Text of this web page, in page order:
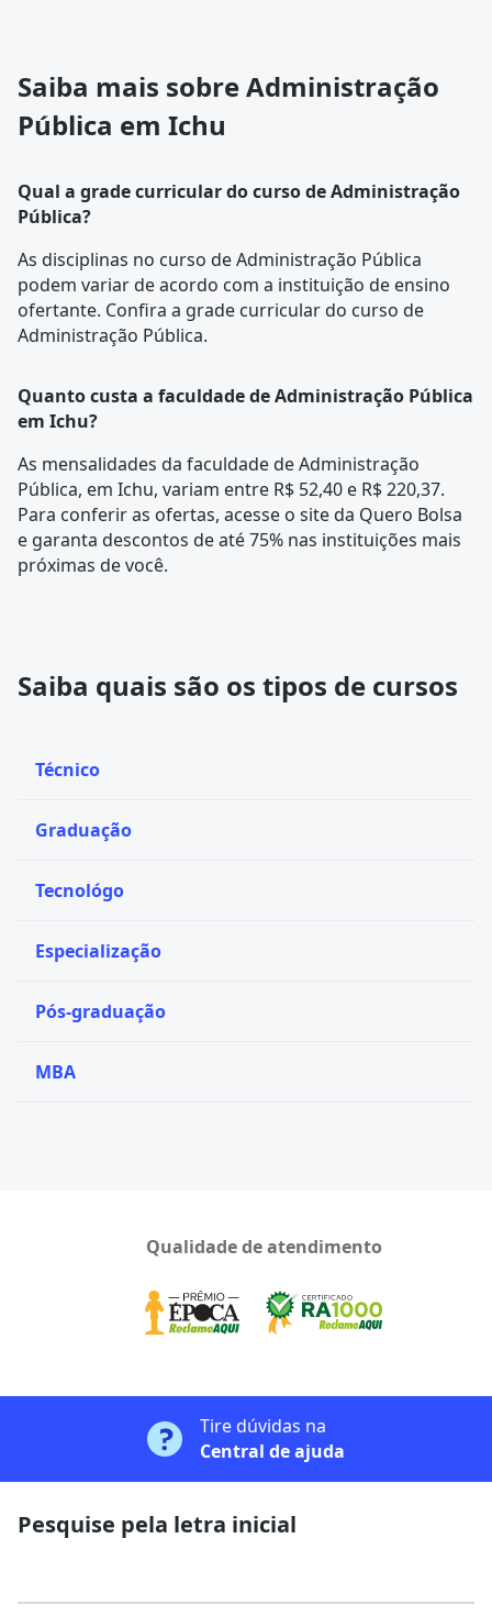
Saiba mais sobre Administração
Pública em Ichu
Qual a grade curricular do curso de Administração
Pública?
As disciplinas no curso de Administração Pública
podem variar de acordo com a instituição de ensino
ofertante. Confira a grade curriculardo curso de
Administração Pública.
Quanto custa a faculdade de Administração Pública
em Ichu?
As mensalidades da faculdade de Administração
Pública, em Ichu, variam entre R$ 52,40 e R$ 220,37.
Para conferir as ofertas, acesse o site da Quero Bolsa
e garanta descontos de até 75% nas instituições mais
próximas de você.
Saiba quais são os tipos de cursos
Técnico
Graduação
Tecnológo
Especialização
Pós-graduação
MBA
Qualidade de atendimento
Tire dúvidas na
Central de ajuda
Pesquise pela letra inicial